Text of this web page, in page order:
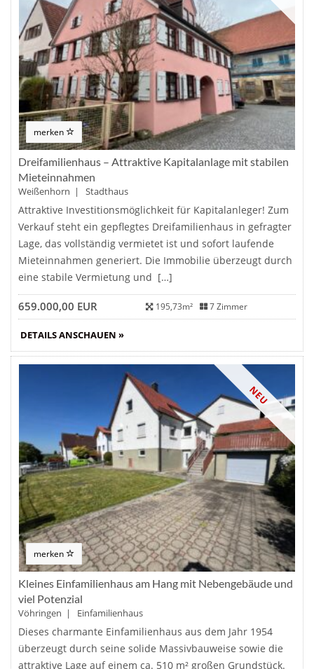
merken
Dreifamilienhaus – Attraktive Kapitalanlage mit stabilen
Mieteinnahmen
Weißenhorn | Stadthaus
Attraktive Investitionsmöglichkeit für Kapitalanleger! Zum
Verkauf steht ein gepflegtes Dreifamilienhaus in gefragter
Lage, das vollständig vermietet ist und sofort laufende
Mieteinnahmen generiert. Die Immobilie überzeugt durch
eine stabile Vermietung und […]
659.000,00 EUR 195,73m² 7 Zimmer
DETAILS ANSCHAUEN »
NEU
merken
Kleines Einfamilienhaus am Hang mit Nebengebäude und
viel Potenzial
Vöhringen | Einfamilienhaus
Dieses charmante Einfamilienhaus aus dem Jahr 1954
überzeugt durch seine solide Massivbauweise sowie die
attraktive Lage auf einem ca. 510 m² großen Grundstück.